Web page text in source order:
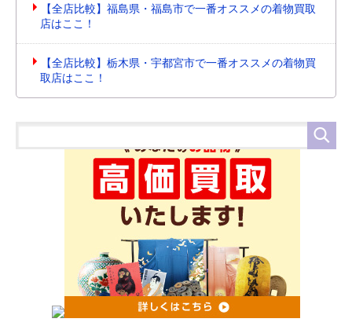
【全店比較】福島県・福島市で一番オススメの着物買取
店はここ！
【全店比較】栃木県・宇都宮市で一番オススメの着物買
取店はここ！